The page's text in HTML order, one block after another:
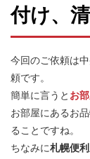
付け、
今回のご依頼は
頼です。
簡単に言うと お
お部屋にあるお
ることですね。
ちなみに札幌便